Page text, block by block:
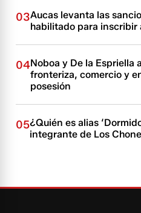
03Aucas levanta las
habilitado para inscribir
04Noboa y De la Espriella
fronteriza, comercio y
posesión
05¿Quién es alias
integrante de Los